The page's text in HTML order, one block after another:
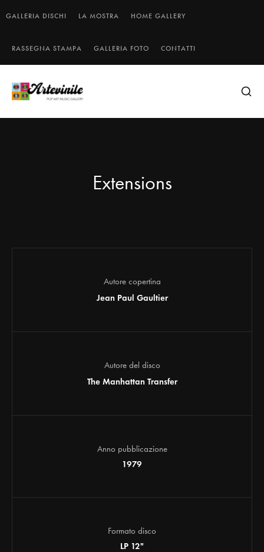
GALLERIA DISCHI LA MOSTRA HOME GALLERY
RASSEGNA STAMPA GALLERIA FOTO CONTATTI
Extensions
Autore copertina
Jean Paul Gaultier
Autore del disco
The Manhattan Transfer
Anno pubblicazione
1979
Formato disco
LP 12"